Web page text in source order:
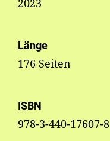
2023
Länge
176 Seiten
ISBN
978-3-440-17607-8